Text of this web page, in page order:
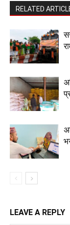
RELATED
LEAVE A REPLY